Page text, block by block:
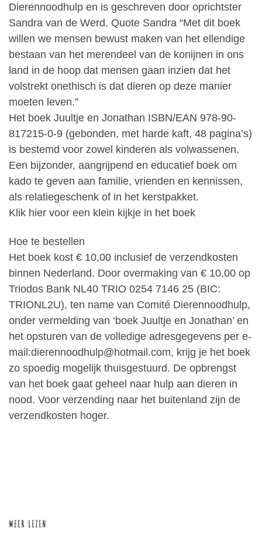
Dierennoodhulp en is geschreven door oprichtster
Sandra van de Werd. Quote Sandra “Met dit boek
willen we mensen bewust maken van het ellendige
bestaan van het merendeel van de konijnen in ons
land in de hoop dat mensen gaan inzien dat het
volstrekt onethisch is dat dieren op deze manier
moeten leven.”
Het boek Juultje en Jonathan ISBN/EAN 978-90-
817215-0-9 (gebonden, met harde kaft, 48 pagina’s)
is bestemd voor zowel kinderen als volwassenen.
Een bijzonder, aangrijpend en educatief boek om
kado te geven aan familie, vrienden en kennissen,
als relatiegeschenk of in het kerstpakket.
Klik hier voor een klein kijkje in het boek
Hoe te bestellen
Het boek kost € 10,00 inclusief de verzendkosten
binnen Nederland. Door overmaking van € 10,00 op
Triodos Bank NL40 TRIO 0254 7146 25 (BIC:
TRIONL2U), ten name van Comité Dierennoodhulp,
onder vermelding van ‘boek Juultje en Jonathan’ en
het opsturen van de volledige adresgegevens per e-
mail:dierennoodhulp@hotmail.com, krijg je het boek
zo spoedig mogelijk thuisgestuurd. De opbrengst
van het boek gaat geheel naar hulp aan dieren in
nood. Voor verzending naar het buitenland zijn de
verzendkosten hoger.
MEER LEZEN